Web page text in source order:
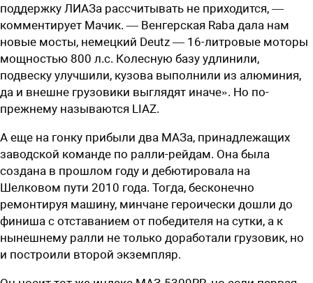
поддержку ЛИАЗа рассчитывать не приходится, —
комментирует Мачик. — Венгерская Raba дала нам
новые мосты, немецкий Deutz — 16-литровые моторы
мощностью 800 л.с. Колесную базу удлинили,
подвеску улучшили, кузова выполнили из алюминия,
да и внешне грузовики выглядят иначе». Но по-
прежнему называются LIAZ.
А еще на гонку прибыли два МАЗа, принадлежащих
заводской команде по ралли-рейдам. Она была
создана в прошлом году и дебютировала на
Шелковом пути 2010 года. Тогда, бесконечно
ремонтируя машину, минчане героически дошли до
финиша с отставанием от победителя на сутки, а к
нынешнему ралли не только доработали грузовик, но
и построили второй экземпляр.